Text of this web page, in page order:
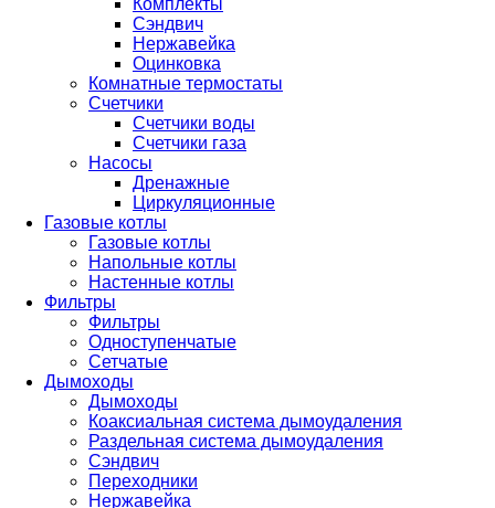
Комплекты
Сэндвич
Нержавейка
Оцинковка
Комнатные термостаты
Счетчики
Счетчики воды
Счетчики газа
Насосы
Дренажные
Циркуляционные
Газовые котлы
Газовые котлы
Напольные котлы
Настенные котлы
Фильтры
Фильтры
Одноступенчатые
Сетчатые
Дымоходы
Дымоходы
Коаксиальная система дымоудаления
Раздельная система дымоудаления
Сэндвич
Переходники
Нержавейка